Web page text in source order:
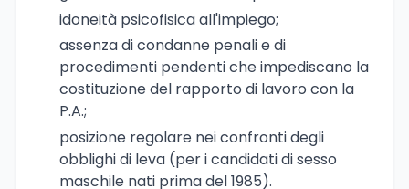
idoneità psicofisica all'impiego;
assenza di condanne penali e di
procedimenti pendenti che impediscano la
costituzione del rapporto di lavoro con la
P.A.;
posizione regolare nei confronti degli
obblighi di leva (per i candidati di sesso
maschile nati prima del 1985).